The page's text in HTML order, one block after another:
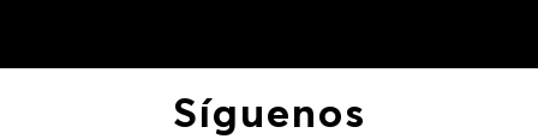
Síguenos